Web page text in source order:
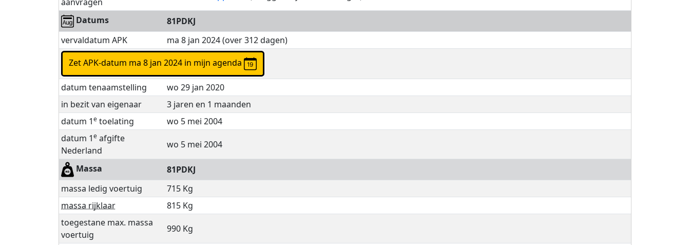
Datums
81PDKJ
vervaldatum APK
ma 8 jan 2024 (over 312 dagen)
Zet APK-datum ma 8 jan 2024 in mijn agenda
datum tenaamstelling
wo 29 jan 2020
in bezit van eigenaar
3 jaren en 1 maanden
datum 1e toelating
wo 5 mei 2004
datum 1e afgifte
Nederland
wo 5 mei 2004
Massa
81PDKJ
massa ledig voertuig
715 Kg
massa rijklaar
815 Kg
toegestane max. massa
voertuig
990 Kg